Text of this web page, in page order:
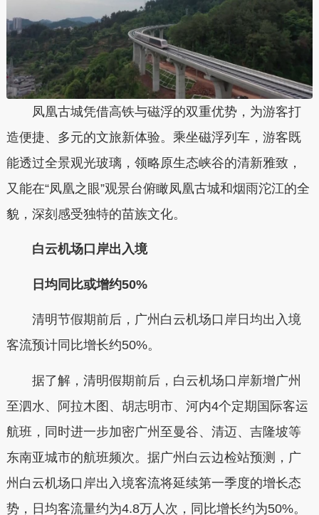
凤凰古城凭借高铁与磁浮的双重优势，为游客打
造便捷、多元的文旅新体验。乘坐磁浮列车，游客既
能透过全景观光玻璃，领略原生态峡谷的清新雅致，
又能在“凤凰之眼”观景台俯瞰凤凰古城和烟雨沱江的全
貌，深刻感受独特的苗族文化。
白云机场口岸出入境
日均同比或增约50%
清明节假期前后，广州白云机场口岸日均出入境
客流预计同比增长约50%。
据了解，清明假期前后，白云机场口岸新增广州
至泗水、阿拉木图、胡志明市、河内4个定期国际客运
航班，同时进一步加密广州至曼谷、清迈、吉隆坡等
东南亚城市的航班频次。据广州白云边检站预测，广
州白云机场口岸出入境客流将延续第一季度的增长态
势，日均客流量约为4.8万人次，同比增长约为50%。